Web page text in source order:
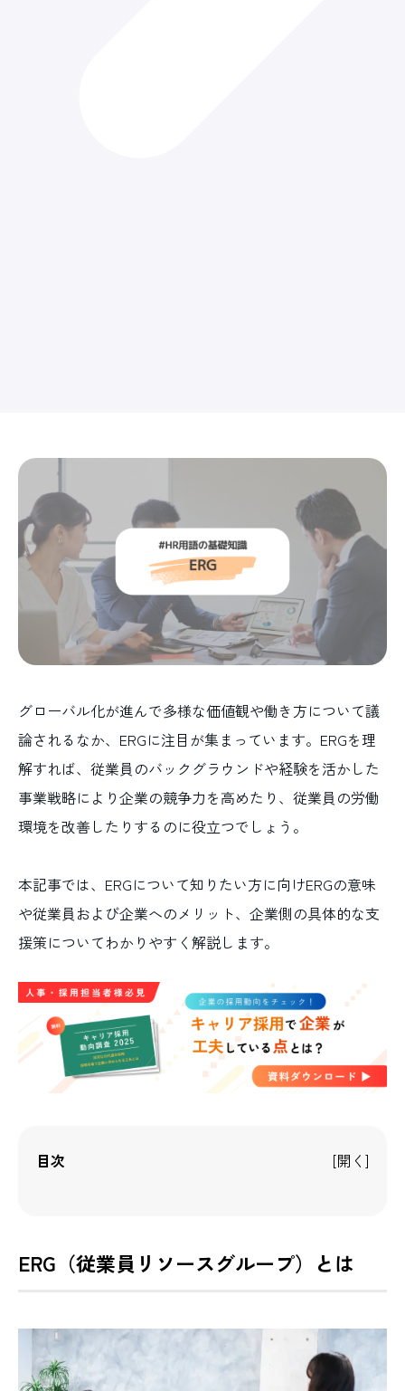
グローバル化が進んで多様な価値観や働き方について議
論されるなか、ERGに注目が集まっています。ERGを理
解すれば、従業員のバックグラウンドや経験を活かした
事業戦略により企業の競争力を高めたり、従業員の労働
環境を改善したりするのに役立つでしょう。
本記事では、ERGについて知りたい方に向けERGの意味
や従業員および企業へのメリット、企業側の具体的な支
援策についてわかりやすく解説します。
目次
ERG（従業員リソースグループ）とは